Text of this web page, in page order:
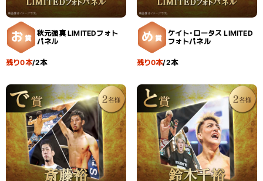
お 賞
秋元強真 LIMITEDフォト
パネル
残り0本/2本
め 賞
ケイト・ロータス LIMITED
フォトパネル
残り0本/2本